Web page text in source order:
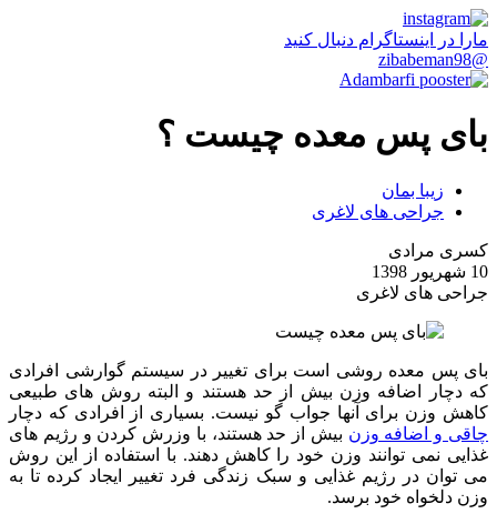
مارا در اینستاگرام دنبال کنید
@zibabeman98
بای پس معده چیست ؟
زیبا بمان
جراحی های لاغری
کسری مرادی
10 شهریور 1398
جراحی های لاغری
بای پس معده روشی است برای تغییر در سیستم گوارشی افرادی
که دچار اضافه وزن بیش از حد هستند و البته روش های طبیعی
کاهش وزن برای آنها جواب گو نیست. بسیاری از افرادی که دچار
چاقی و اضافه وزن بیش از حد هستند، با وزرش کردن و رژیم های
غذایی نمی توانند وزن خود را کاهش دهند. با استفاده از این روش
می توان در رژیم غذایی و سبک زندگی فرد تغییر ایجاد کرده تا به
وزن دلخواه خود برسد.